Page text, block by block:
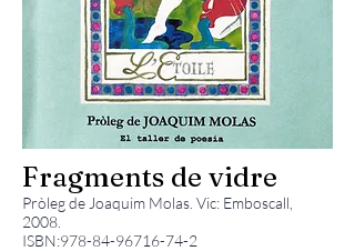
Fragments de vidre
Pròleg de Joaquim Molas. Vic: Emboscall,
2008.
ISBN:978-84-96716-74-2